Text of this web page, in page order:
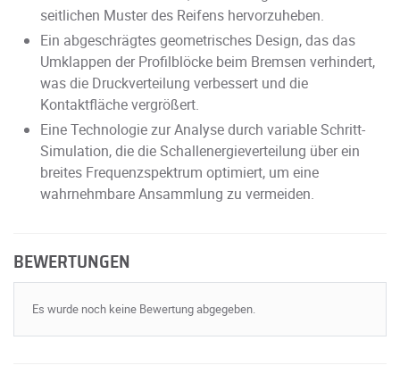
seitlichen Muster des Reifens hervorzuheben.
Ein abgeschrägtes geometrisches Design, das das
Umklappen der Profilblöcke beim Bremsen verhindert,
was die Druckverteilung verbessert und die
Kontaktfläche vergrößert.
Eine Technologie zur Analyse durch variable Schritt-
Simulation, die die Schallenergieverteilung über ein
breites Frequenzspektrum optimiert, um eine
wahrnehmbare Ansammlung zu vermeiden.
BEWERTUNGEN
Es wurde noch keine Bewertung abgegeben.